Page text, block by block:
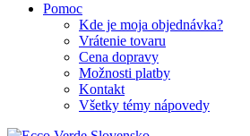
Pomoc
Kde je moja objednávka?
Vrátenie tovaru
Cena dopravy
Možnosti platby
Kontakt
Všetky témy nápovedy